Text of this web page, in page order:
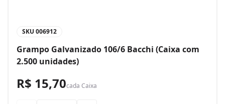
SKU 006912
Grampo Galvanizado 106/6 Bacchi (Caixa com
2.500 unidades)
R$ 15,70cada Caixa